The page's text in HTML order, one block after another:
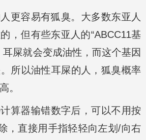
更容易有狐臭。大多数东亚人
，但有些东亚人的“ABCC11基
耳屎就会变成油性，而这个基因
所以油性耳屎的人，狐臭概率
。
算器输错数字后，可以不用按
，直接用手指轻轻向左划/向右